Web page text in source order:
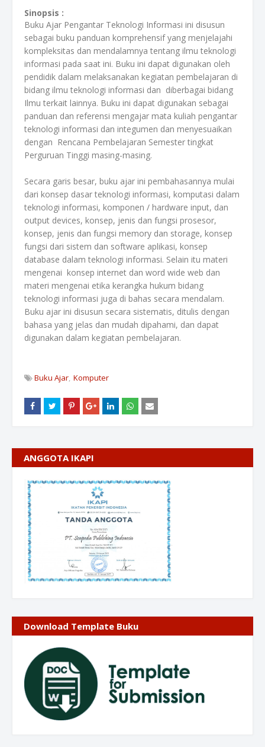
Sinopsis :
Buku Ajar Pengantar Teknologi Informasi ini disusun
sebagai buku panduan komprehensif yang menjelajahi
kompleksitas dan mendalamnya tentang ilmu teknologi
informasi pada saat ini. Buku ini dapat digunakan oleh
pendidik dalam melaksanakan kegiatan pembelajaran di
bidang ilmu teknologi informasi dan diberbagai bidang
Ilmu terkait lainnya. Buku ini dapat digunakan sebagai
panduan dan referensi mengajar mata kuliah pengantar
teknologi informasi dan integumen dan menyesuaikan
dengan Rencana Pembelajaran Semester tingkat
Perguruan Tinggi masing-masing.
Secara garis besar, buku ajar ini pembahasannya mulai
dari konsep dasar teknologi informasi, komputasi dalam
teknologi informasi, komponen / hardware input, dan
output devices, konsep, jenis dan fungsi prosesor,
konsep, jenis dan fungsi memory dan storage, konsep
fungsi dari sistem dan software aplikasi, konsep
database dalam teknologi informasi. Selain itu materi
mengenai konsep internet dan word wide web dan
materi mengenai etika kerangka hukum bidang
teknologi informasi juga di bahas secara mendalam.
Buku ajar ini disusun secara sistematis, ditulis dengan
bahasa yang jelas dan mudah dipahami, dan dapat
digunakan dalam kegiatan pembelajaran.
Buku Ajar Komputer
ANGGOTA IKAPI
Download Template Buku